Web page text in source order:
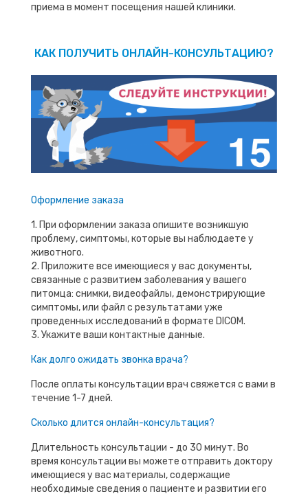
приема в момент посещения нашей клиники.
КАК ПОЛУЧИТЬ ОНЛАЙН-КОНСУЛЬТАЦИЮ?
Оформление заказа
1. При оформлении заказа опишите возникшую
проблему, симптомы, которые вы наблюдаете у
животного.
2. Приложите все имеющиеся у вас документы,
связанные с развитием заболевания у вашего
питомца: снимки, видеофайлы, демонстрирующие
симптомы, или файл с результатами уже
проведенных исследований в формате DICOM.
3. Укажите ваши контактные данные.
Как долго ожидать звонка врача?
После оплаты консультации врач свяжется с вами в
течение 1-7 дней.
Сколько длится онлайн-консультация?
Длительность консультации - до 30 минут. Во
время консультации вы можете отправить доктору
имеющиеся у вас материалы, содержащие
необходимые сведения о пациенте и развитии его